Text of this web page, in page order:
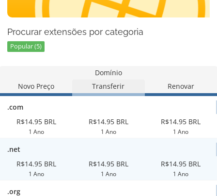
Procurar extensões por categoria
Popular (5)
Domínio
Novo Preço
Transferir Renovar
.com
R$14.95 BRL
1 Ano
R$14.95 BRL
1 Ano
R$14.95 BRL
1 Ano
.net
R$14.95 BRL
1 Ano
R$14.95 BRL
1 Ano
R$14.95 BRL
1 Ano
.org